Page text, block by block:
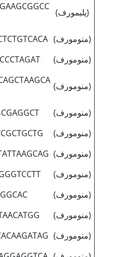
(پلی­مورف)
(منومورف)
(منومورف)
(منومورف)
(منومورف)
(منومورف)
(منومورف)
(منومورف)
(منومورف)
(منومورف)
(منومورف)